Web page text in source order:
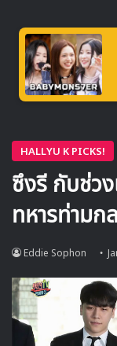
ส่วนทางด้านของไ
MBC ประกาศออ